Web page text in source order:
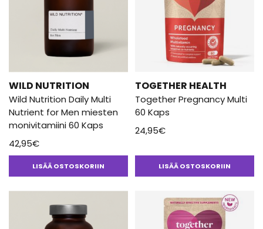
WILD NUTRITION
Wild Nutrition Daily Multi
Nutrient for Men miesten
monivitamiini 60 Kaps
42,95€
LISÄÄ OSTOSKORIIN
TOGETHER HEALTH
Together Pregnancy Multi
60 Kaps
24,95€
LISÄÄ OSTOSKORIIN